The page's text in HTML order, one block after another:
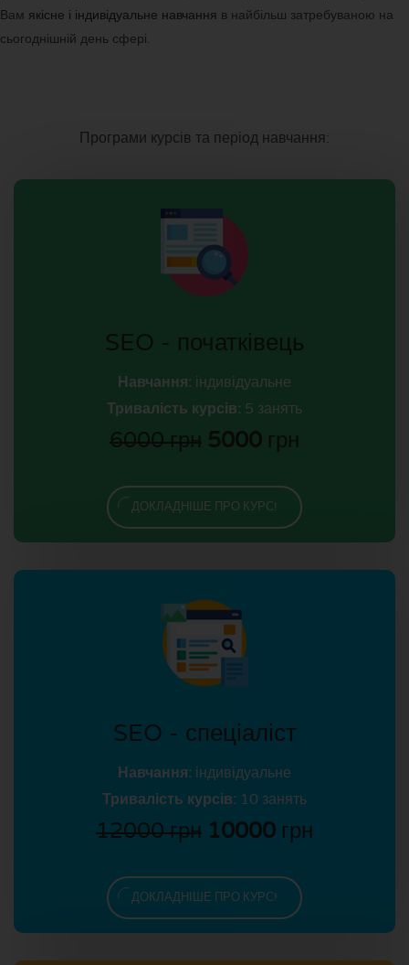
Вам якісне і індивідуальне навчання в найбільш затребуваною на
сьогоднішній день сфері.
Програми курсів та період навчання:
SEO - початківець
Навчання: індивідуальне
Тривалість курсів: 5 занять
6000 грн 5000 грн
ДОКЛАДНІШЕ ПРО КУРС!
SEO - спеціаліст
Навчання: індивідуальне
Тривалість курсів: 10 занять
12000 грн 10000 грн
ДОКЛАДНІШЕ ПРО КУРС!